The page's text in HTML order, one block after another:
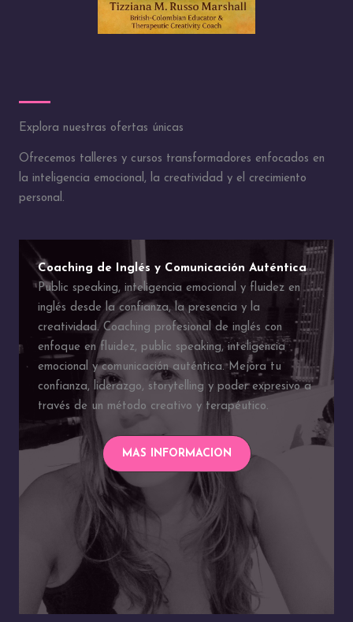
Explora nuestras ofertas únicas
Ofrecemos talleres y cursos transformadores enfocados en
la inteligencia emocional, la creatividad y el crecimiento
personal.
Coaching de Inglés y Comunicación Auténtica
Public speaking, inteligencia emocional y fluidez en
inglés desde la confianza, la presencia y la
creatividad. Coaching profesional de inglés con
enfoque en fluidez, public speaking, inteligencia
emocional y comunicación auténtica. Mejora tu
confianza, liderazgo, storytelling y poder expresivo a
través de un método creativo y terapéutico.
MAS INFORMACION